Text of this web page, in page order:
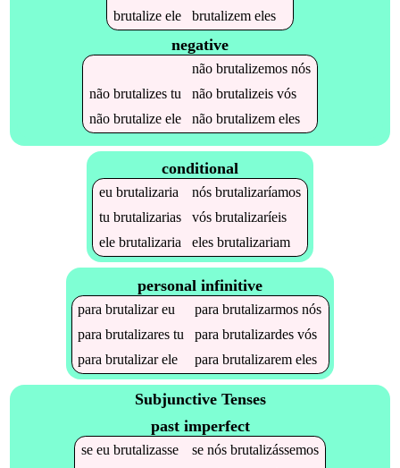
brutalizeele brutalizemeles
negative
não brutalizemosnós
não brutalizestu não brutalizeisvós
não brutalizeele não brutalizemeles
conditional
eu brutalizaria nós brutalizaríamos
tu brutalizarias vós brutalizaríeis
ele brutalizaria eles brutalizariam
personal infinitive
parabrutalizareu parabrutalizarmos nós
parabrutalizares tu parabrutalizardes vós
parabrutalizarele parabrutalizarem eles
Subjunctive Tenses
past imperfect
se eu brutalizasse se nós brutalizássemos